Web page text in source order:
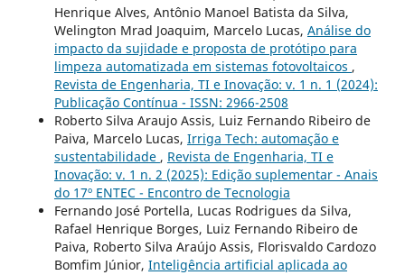
Henrique Alves, Antônio Manoel Batista da Silva,
Welington Mrad Joaquim, Marcelo Lucas, Análise do
impacto da sujidade e proposta de protótipo para
limpeza automatizada em sistemas fotovoltaicos ,
Revista de Engenharia, TI e Inovação: v. 1 n. 1 (2024):
Publicação Contínua - ISSN: 2966-2508
Roberto Silva Araujo Assis, Luiz Fernando Ribeiro de
Paiva, Marcelo Lucas, Irriga Tech: automação e
sustentabilidade , Revista de Engenharia, TI e
Inovação: v. 1 n. 2 (2025): Edição suplementar - Anais
do 17º ENTEC - Encontro de Tecnologia
Fernando José Portella, Lucas Rodrigues da Silva,
Rafael Henrique Borges, Luiz Fernando Ribeiro de
Paiva, Roberto Silva Araújo Assis, Florisvaldo Cardozo
Bomfim Júnior, Inteligência artificial aplicada ao